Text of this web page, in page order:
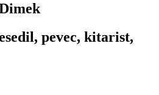
pevec, kitarist,